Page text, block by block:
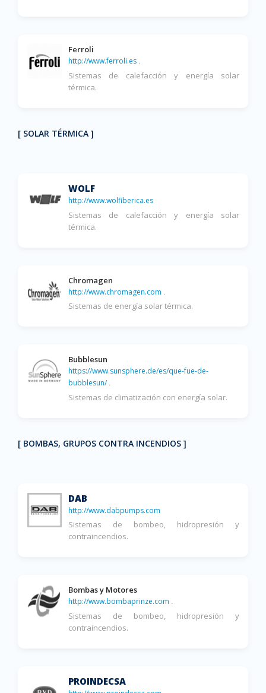
Ferroli
http://www.ferroli.es .
Sistemas de calefacción y energía solar
térmica.
[ SOLAR TÉRMICA ]
WOLF
http://www.wolfiberica.es
Sistemas de calefacción y energía solar
térmica.
Chromagen
http://www.chromagen.com .
Sistemas de energía solar térmica.
Bubblesun
https://www.sunsphere.de/es/que-fue-de-
bubblesun/.
Sistemas de climatización con energía solar.
[ BOMBAS, GRUPOS CONTRA INCENDIOS ]
DAB
http://www.dabpumps.com
Sistemas de bombeo, hidropresión y
contraincendios.
Bombas y Motores
http://www.bombaprinze.com .
Sistemas de bombeo, hidropresión y
contraincendios.
PROINDECSA